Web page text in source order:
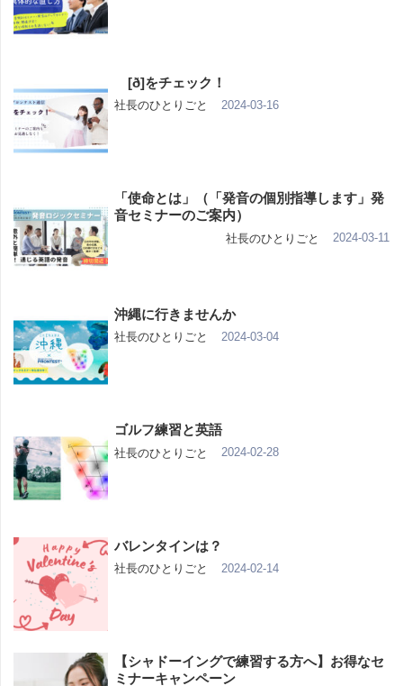
[ð]をチェック！
社長のひとりごと 2024-03-16
「使命とは」（「発音の個別指導します」発
音セミナーのご案内）
社長のひとりごと 2024-03-11
沖縄に行きませんか
社長のひとりごと 2024-03-04
ゴルフ練習と英語
社長のひとりごと 2024-02-28
バレンタインは？
社長のひとりごと 2024-02-14
【シャドーイングで練習する方へ】お得なセ
ミナーキャンペーン